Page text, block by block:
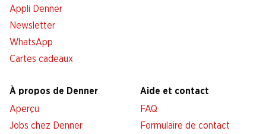
Appli Denner
Newsletter
WhatsApp
Cartes cadeaux
À propos de Denner
Aperçu
Jobs chez Denner
Aide et contact
FAQ
Formulaire de contact